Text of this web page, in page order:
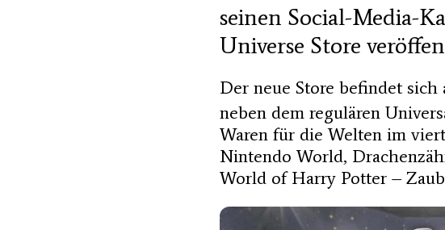
seinen Social-Media-
Universe Store
Der neue Store befindet sich
neben dem regulären
Waren für die Welten im
Nintendo World,
World of Harry Potter –